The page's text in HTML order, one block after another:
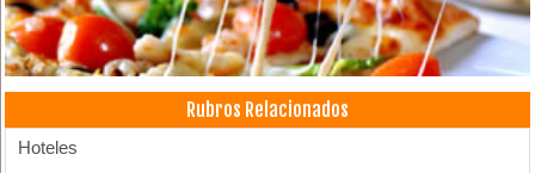
Rubros Relacionados
Hoteles